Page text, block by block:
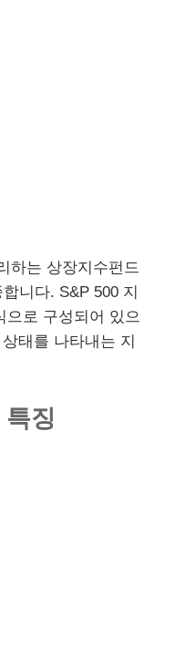
하는 상장지수펀드
니다. S&P 500 지
으로 구성되어 있으
태를 나타내는 지
징